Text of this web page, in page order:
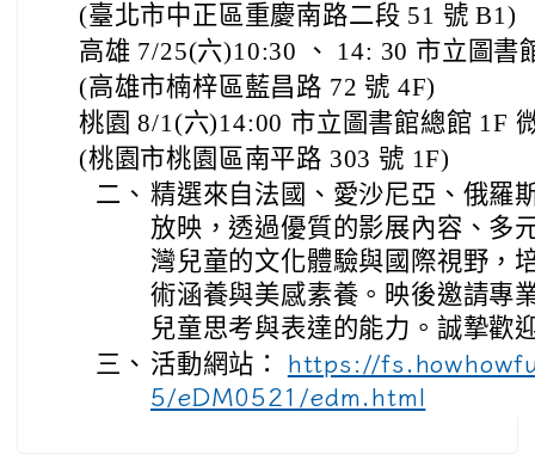
(臺北市中正區重慶南路二段 51 號 B1)
高雄 7/25(六)10:30 、 14: 30 市立圖書
(高雄市楠梓區藍昌路 72 號 4F)
桃園 8/1(六)14:00 市立圖書館總館 1F
(桃園市桃園區南平路 303 號 1F)
二、 精選來自法國、愛沙尼亞、俄羅
放映，透過優質的影展內容、多
灣兒童的文化體驗與國際視野，
術涵養與美感素養。映後邀請專
兒童思考與表達的能力。誠摯歡
三、 活動網站：
https://
5/eDM0521/edm.html